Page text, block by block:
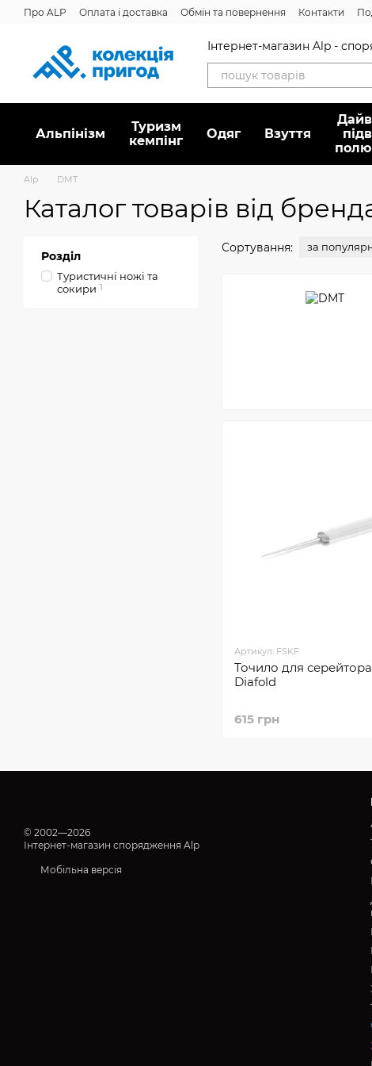
Перейти до основного контенту
Про ALP Оплата і доставка Обмін та повернення Контакти
Інтернет-магазин Alp -
Альпінізм
Туризм
кемпінг
Oдяг Взуття
Alp DMT
Каталог товарів від
Сортування: за
Артикул: FSKF
Точило для
Diafold
615 грн
Розділ
Туристичні ножі та
сокири 1
© 2002—2026
Інтернет-магазин спорядження Alp
Мобільна версія